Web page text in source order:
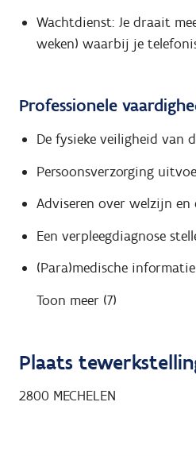
Wachtdienst: Je draait
weken) waarbij je
Professionele
De fysieke veiligheid van
Persoonsverzorging
Adviseren over welzijn en
Een verpleegdiagnose
(Para)medische
Toon meer (7)
Plaats
2800 MECHELEN